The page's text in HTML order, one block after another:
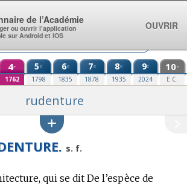
4e
1762
5e
1798
6e
1835
7e
1878
8e
1935
9e
2024
10e
E.C.
rudenture
s. f.
qui se dit De l’espèce de
de l’Académie
ou ouvrir l’application
sur Android et iOS
OUVRIR